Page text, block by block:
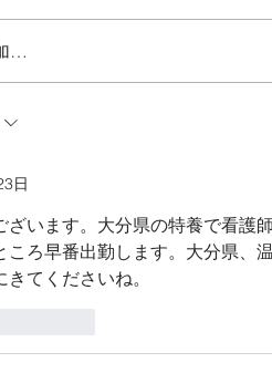
まで🎵
…
日
ざいます。大分県の特養で看護
ころ早番出勤します。大分県、
きてくださいね。